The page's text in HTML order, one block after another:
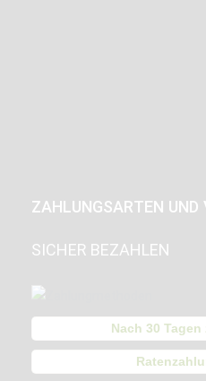
ZAHLUNGSARTEN UND
SICHER BEZAHLEN
Nach 30 Tagen